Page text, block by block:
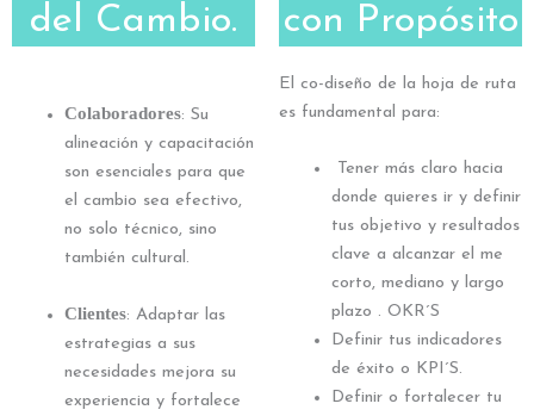
del Cambio.
Colaboradores: Su
alineación y capacitación
son esenciales para que
el cambio sea efectivo,
no solo técnico, sino
también cultural.
Clientes: Adaptar las
estrategias a sus
necesidades mejora su
experiencia y fortalece
con Propósito
El co-diseño de la hoja de ruta
es fundamental para:
Tener más claro hacia
donde quieres ir y definir
tus objetivo y resultados
clave a alcanzar el me
corto, mediano y largo
plazo . OKR´S
Definir tus indicadores
de éxito o KPI´S.
Definir o fortalecer tu